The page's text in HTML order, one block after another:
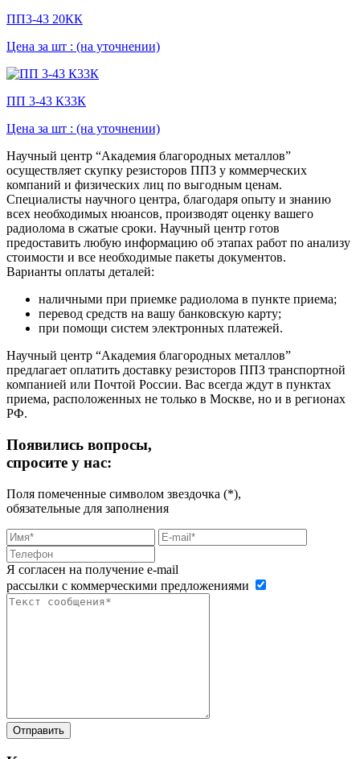
ПП3-43 20КК
Цена за шт : (на уточнении)
ПП 3-43 К33К
Цена за шт : (на уточнении)
Научный центр “Академия благородных металлов”
осуществляет скупку резисторов ППЗ у коммерческих
компаний и физических лиц по выгодным ценам.
Специалисты научного центра, благодаря опыту и знанию
всех необходимых нюансов, производят оценку вашего
радиолома в сжатые сроки. Научный центр готов
предоставить любую информацию об этапах работ по анализу
стоимости и все необходимые пакеты документов.
Варианты оплаты деталей:
наличными при приемке радиолома в пункте приема;
перевод средств на вашу банковскую карту;
при помощи систем электронных платежей.
Научный центр “Академия благородных металлов”
предлагает оплатить доставку резисторов ППЗ транспортной
компанией или Почтой России. Вас всегда ждут в пунктах
приема, расположенных не только в Москве, но и в регионах
РФ.
Появились вопросы,
спросите у нас:
Поля помеченные символом звездочка (*),
обязательные для заполнения
Я согласен на получение e-mail
рассылки с коммерческими предложениями